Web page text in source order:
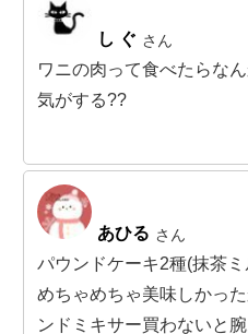
し ぐ さん
ワニの肉って食べたらな
気がする??
あひる さん
パウンドケーキ2種(抹茶
めちゃめちゃ美味しかっ
ンドミキサー買わないと